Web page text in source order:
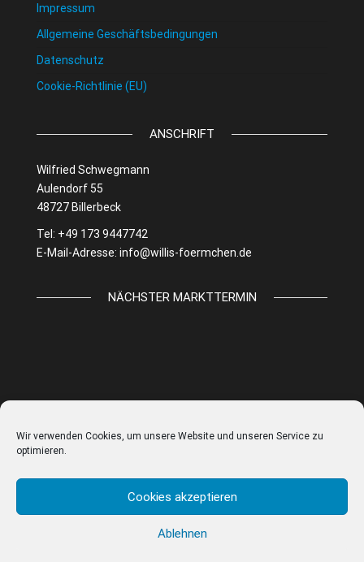
Wir verwenden Cookies, um unsere Website und unseren Service zu
optimieren.
Cookies akzeptieren
Ablehnen
Impressum
Allgemeine Geschäftsbedingungen
Datenschutz
Cookie-Richtlinie (EU)
ANSCHRIFT
Wilfried Schwegmann
Aulendorf 55
48727 Billerbeck
Tel: +49 173 9447742
E-Mail-Adresse: info@willis-foermchen.de
NÄCHSTER MARKTTERMIN
IMPRESSUM